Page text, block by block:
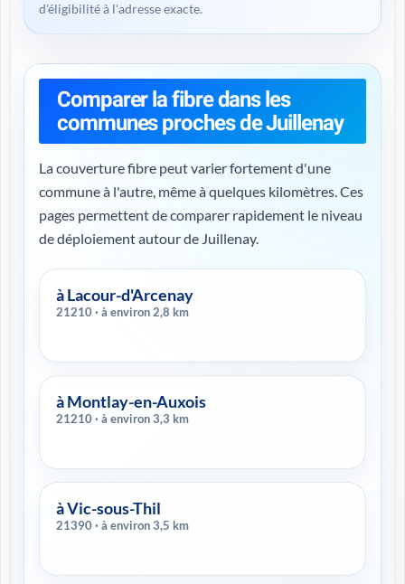
d'éligibilité à l'adresse exacte.
Comparer la fibre dans les
communes proches de Juillenay
La couverture fibre peut varier fortement d'une
commune à l'autre, même à quelques kilomètres. Ces
pages permettent de comparer rapidement le niveau
de déploiement autour de Juillenay.
à Lacour-d'Arcenay
21210 · à environ 2,8 km
à Montlay-en-Auxois
21210 · à environ 3,3 km
à Vic-sous-Thil
21390 · à environ 3,5 km